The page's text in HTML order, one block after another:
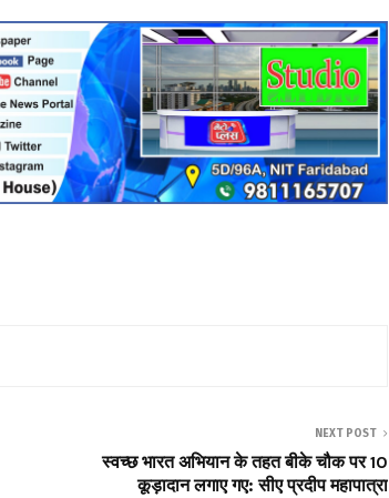
NEXT POST
स्वच्छ भारत अभियान के तहत बीके चौक पर 10
कूड़ादान लगाए गए: सीए प्रदीप महापात्रा